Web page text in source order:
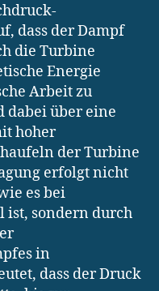
dass der Dampf
die Turbine
Energie
Arbeit zu
dabei über eine
hoher
der Turbine
erfolgt nicht
es bei
ist, sondern durch
in
dass der Druck